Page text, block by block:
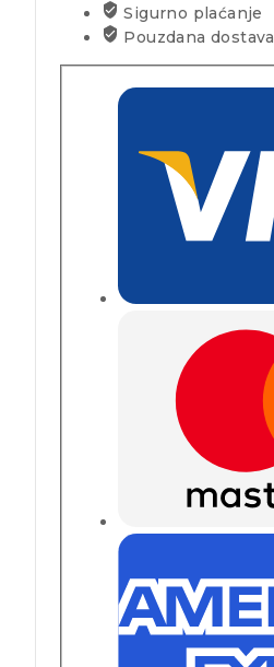
Sigurno plaćanje
Pouzdana dostava